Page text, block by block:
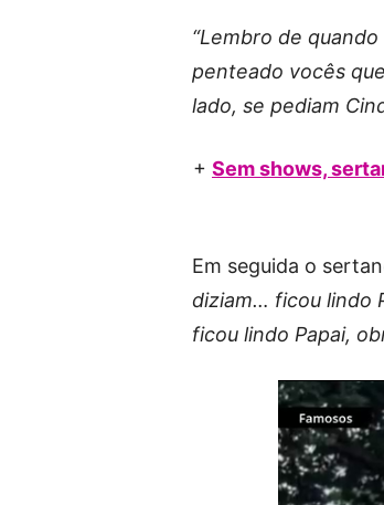
“Lembro de
penteado vocês
lado, se pediam
+ Sem shows,
Em seguida o
diziam… ficou lindo
ficou lindo Papai,